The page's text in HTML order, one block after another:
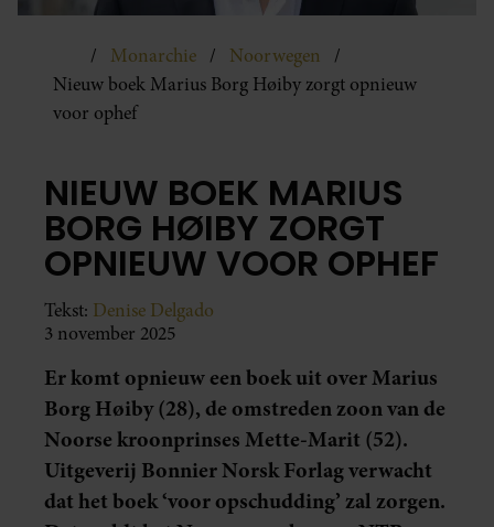
Monarchie
Noorwegen
Nieuw boek Marius Borg Høiby zorgt opnieuw
voor ophef
NIEUW BOEK MARIUS
BORG HØIBY ZORGT
OPNIEUW VOOR OPHEF
Tekst: Denise Delgado
3 november 2025
Er komt opnieuw een boek uit over Marius
Borg Høiby (28), de omstreden zoon van de
Noorse kroonprinses Mette-Marit (52).
Uitgeverij Bonnier Norsk Forlag verwacht
dat het boek ‘voor opschudding’ zal zorgen.